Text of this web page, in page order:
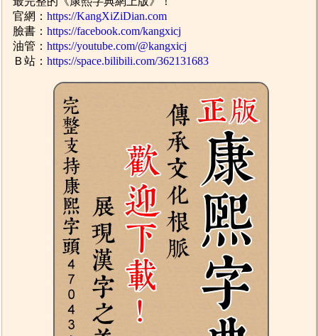
官網：https://KangXiZiDian.com
臉書：https://facebook.com/kangxicj
油管：https://youtube.com/@kangxicj
Ｂ站：https://space.bilibili.com/362131683